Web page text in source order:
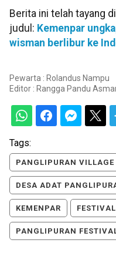
Berita ini telah tayang
judul: Kemenpar
wisman berlibur ke
Pewarta : Rolandus Nampu
Editor : Rangga Pandu
Tags:
PANGLIPURAN VILLAGE
DESA ADAT
KEMENPAR
PANGLIPURAN